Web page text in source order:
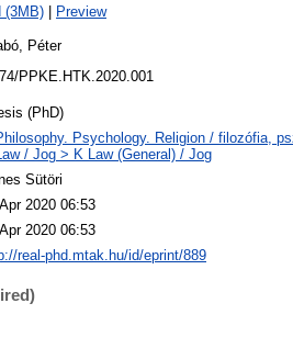
(3MB) Preview
Péter
PPKE.HTK.2020.001
(PhD)
Psychology. Religion / filozófia,
/ Jog > K Law (General) / Jog
Sütöri
2020 06:53
2020 06:53
real-phd.mtak.hu/id/eprint/889